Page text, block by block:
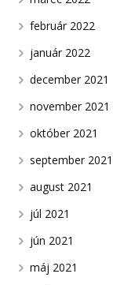
február 2022
január 2022
december 2021
november 2021
október 2021
september 2021
august 2021
júl 2021
jún 2021
máj 2021